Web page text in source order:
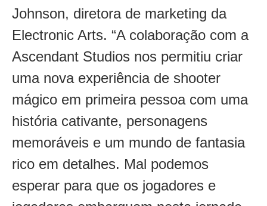
Johnson, diretora de marketing da
Electronic Arts. “A colaboração com a
Ascendant Studios nos permitiu criar
uma nova experiência de shooter
mágico em primeira pessoa com uma
história cativante, personagens
memoráveis e um mundo de fantasia
rico em detalhes. Mal podemos
esperar para que os jogadores e